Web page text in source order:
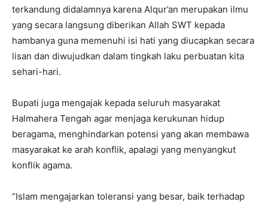
terkandung didalamnya karena Alqur’an merupakan ilmu
yang secara langsung diberikan Allah SWT kepada
hambanya guna memenuhi isi hati yang diucapkan secara
lisan dan diwujudkan dalam tingkah laku perbuatan kita
sehari-hari.
Bupati juga mengajak kepada seluruh masyarakat
Halmahera Tengah agar menjaga kerukunan hidup
beragama, menghindarkan potensi yang akan membawa
masyarakat ke arah konflik, apalagi yang menyangkut
konflik agama.
“Islam mengajarkan toleransi yang besar, baik terhadap